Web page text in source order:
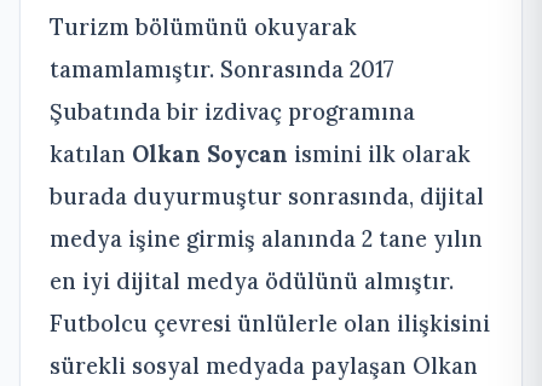
Turizm bölümünü okuyarak
tamamlamıştır. Sonrasında 2017
Şubatında bir izdivaç programına
katılan Olkan Soycan ismini ilk olarak
burada duyurmuştur sonrasında, dijital
medya işine girmiş alanında 2 tane yılın
en iyi dijital medya ödülünü almıştır.
Futbolcu çevresi ünlülerle olan ilişkisini
sürekli sosyal medyada paylaşan Olkan